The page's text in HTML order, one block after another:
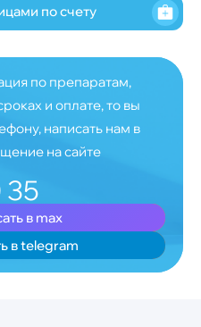
по счету
по препаратам,
и оплате, то вы
написать нам в
на сайте
35
в max
в telegram